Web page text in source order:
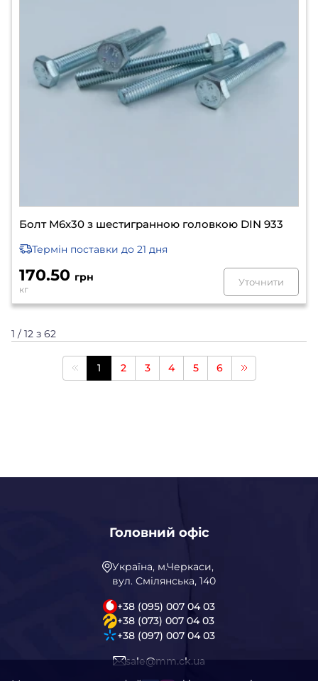
Болт М6х30 з шестигранною головкою DIN 933
Термін поставки до 21 дня
170.50 грн
кг
Уточнити
1 / 12 з 62
1 2 3 4 5 6
Головний офіс
Україна, м.Черкаси,
вул. Смілянська, 140
+38 (095) 007 04 03
+38 (073) 007 04 03
+38 (097) 007 04 03
sale@mm.ck.ua